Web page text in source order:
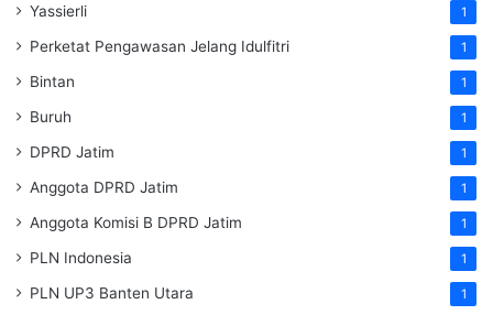
Yassierli 1
Perketat Pengawasan Jelang Idulfitri 1
Bintan 1
Buruh 1
DPRD Jatim 1
Anggota DPRD Jatim 1
Anggota Komisi B DPRD Jatim 1
PLN Indonesia 1
PLN UP3 Banten Utara 1